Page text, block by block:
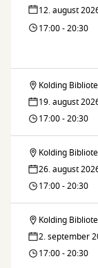
12. august
17:00 - 20:30
Kolding
19. august
17:00 - 20:30
Kolding
26. august
17:00 - 20:30
Kolding
2. september
17:00 - 20:30